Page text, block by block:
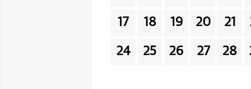
17 18 19 20 21
24 25 26 27 28